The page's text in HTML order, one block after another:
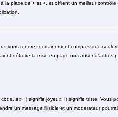
la place de < et >, et offrent un meilleur
vous rendrez certainement comptes que
détruire la mise en page ou causer d'autres
ex: :) signifie joyeux, :( signifie triste. Vous
un message illisible et un modérateur